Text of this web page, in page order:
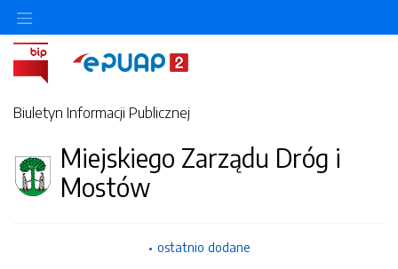
Biuletyn Informacji Publicznej
Miejskiego Zarządu Dróg i
Mostów
ostatnio dodane